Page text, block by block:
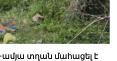
տղան մահացել է